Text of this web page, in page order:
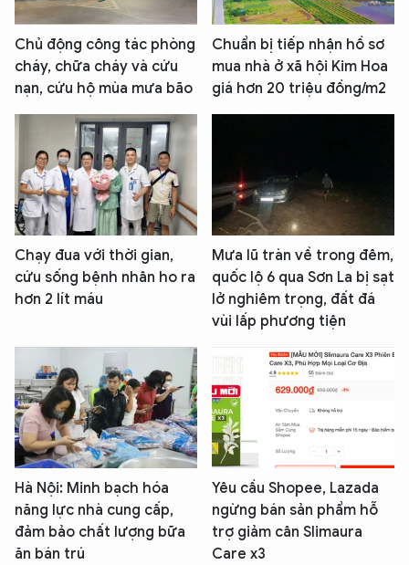
Chủ động công tác phòng
cháy, chữa cháy và cứu
nạn, cứu hộ mùa mưa bão
Chuẩn bị tiếp nhận hồ sơ
mua nhà ở xã hội Kim Hoa
giá hơn 20 triệu đồng/m2
Chạy đua với thời gian,
cứu sống bệnh nhân ho ra
hơn 2 lít máu
Mưa lũ tràn về trong đêm,
quốc lộ 6 qua Sơn La bị sạt
lở nghiêm trọng, đất đá
vùi lấp phương tiện
Hà Nội: Minh bạch hóa
năng lực nhà cung cấp,
đảm bảo chất lượng bữa
ăn bán trú
Yêu cầu Shopee, Lazada
ngừng bán sản phẩm hỗ
trợ giảm cân Slimaura
Care x3